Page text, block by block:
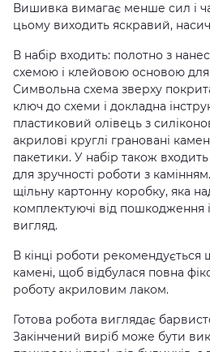
Вишивка вимагає менше сил і
цьому виходить яскравий,
В набір входить: полотно з
схемою і клейовою основою для
Символьна схема зверху
ключ до схеми і докладна
пластиковий олівець з
акрилові круглі грановані
пакетики. У набір також
для зручності роботи з
щільну картонну коробку, яка
комплектуючі від пошкодження
вигляд.
В кінці роботи рекомендується
камені, щоб відбулася повна
роботу акриловим лаком.
Готова робота виглядає
Закінчений виріб може бути